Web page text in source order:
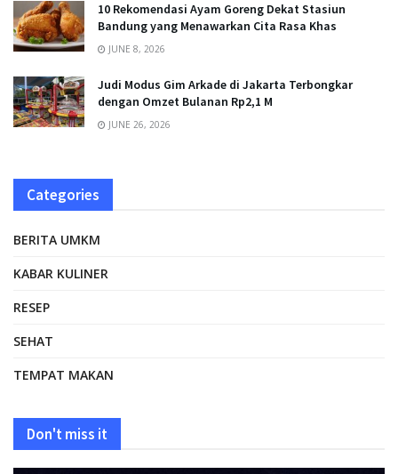
10 Rekomendasi Ayam Goreng Dekat Stasiun
Bandung yang Menawarkan Cita Rasa Khas
JUNE 8, 2026
Judi Modus Gim Arkade di Jakarta Terbongkar
dengan Omzet Bulanan Rp2,1 M
JUNE 26, 2026
Categories
BERITA UMKM
KABAR KULINER
RESEP
SEHAT
TEMPAT MAKAN
Don't miss it